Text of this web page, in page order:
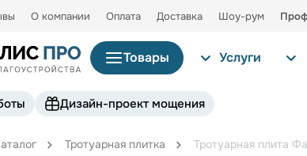
О компании Оплата Доставка Шоу-рум
Товары Услуги
Дизайн-проект мощения
Тротуарная плитка Тротуарная плита